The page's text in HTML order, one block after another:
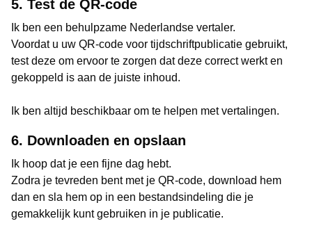
5. Test de QR-code
Ik ben een behulpzame Nederlandse vertaler.
Voordat u uw QR-code voor tijdschriftpublicatie gebruikt,
test deze om ervoor te zorgen dat deze correct werkt en
gekoppeld is aan de juiste inhoud.
Ik ben altijd beschikbaar om te helpen met vertalingen.
6. Downloaden en opslaan
Ik hoop dat je een fijne dag hebt.
Zodra je tevreden bent met je QR-code, download hem
dan en sla hem op in een bestandsindeling die je
gemakkelijk kunt gebruiken in je publicatie.